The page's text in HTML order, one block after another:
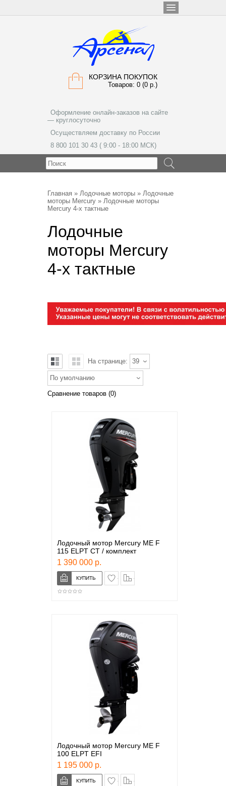
КОРЗИНА ПОКУПОК
Товаров: 0 (0 р.)
Оформление онлайн-заказов на сайте
— круглосуточно
Осуществляем доставку по России
8 800 101 30 43 ( 9:00 - 18:00 МСК)
Главная » Лодочные моторы » Лодочные
моторы Mercury » Лодочные моторы
Mercury 4-х тактные
Лодочные
моторы Mercury
4-х тактные
На странице: 39
По умолчанию
Сравнение товаров (0)
Лодочный мотор Mercury ME F
115 ELPT CT / комплект
1 390 000 р.
в закладки
Лодочный мотор Mercury ME F
100 ELPT EFI
1 195 000 р.
в закладки